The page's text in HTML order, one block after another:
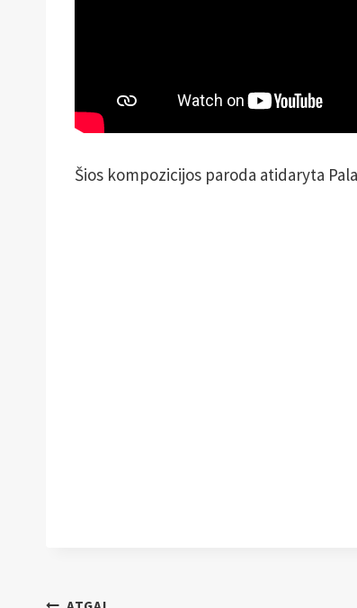
Šios kompozicijos paroda atidaryta